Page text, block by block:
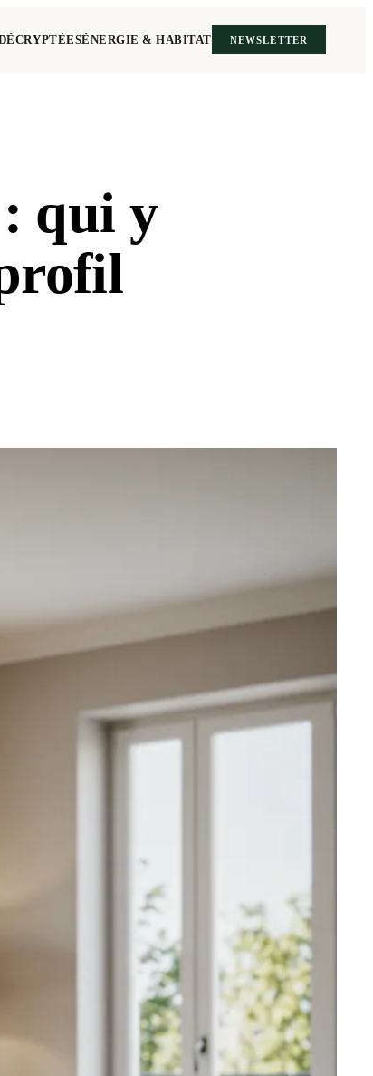
ÉNERGIE & HABITAT NEWSLETTER
qui y